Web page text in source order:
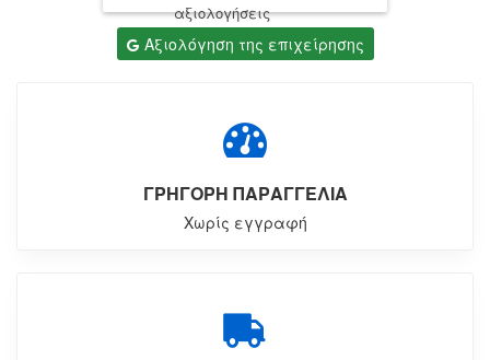
αξιολογήσεις
Αξιολόγηση της επιχείρησης
ΓΡΗΓΟΡΗ ΠΑΡΑΓΓΕΛΙΑ
Χωρίς εγγραφή